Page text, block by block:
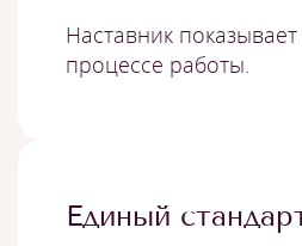
Наставник
процессе работы.
Единый